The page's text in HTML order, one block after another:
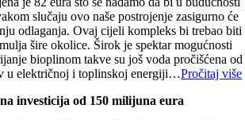
slučaju ovo naše postrojenje zasigurno će
odlaganja. Ovaj cijeli kompleks bi trebao biti
šire okolice. Širok je spektar mogućnosti
bioplinom takve su još voda pročišćena od
u električnoj i toplinskoj energiji…Pročitaj više
investicija od 150 milijuna eura